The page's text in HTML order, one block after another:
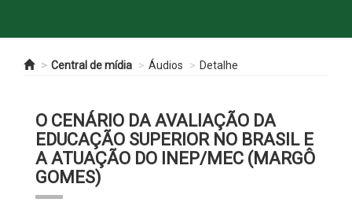
Central de mídia Áudios Detalhe
O CENÁRIO DA AVALIAÇÃO DA
EDUCAÇÃO SUPERIOR NO BRASIL E
A ATUAÇÃO DO INEP/MEC (MARGÔ
GOMES)